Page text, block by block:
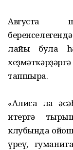
Августа
лайыҡ була
тапшыра.
«Алиса ла
итергә
клубында
үреү,